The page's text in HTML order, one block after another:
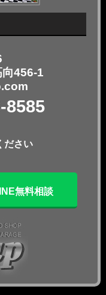
456-1
8585
ださい
無料相談